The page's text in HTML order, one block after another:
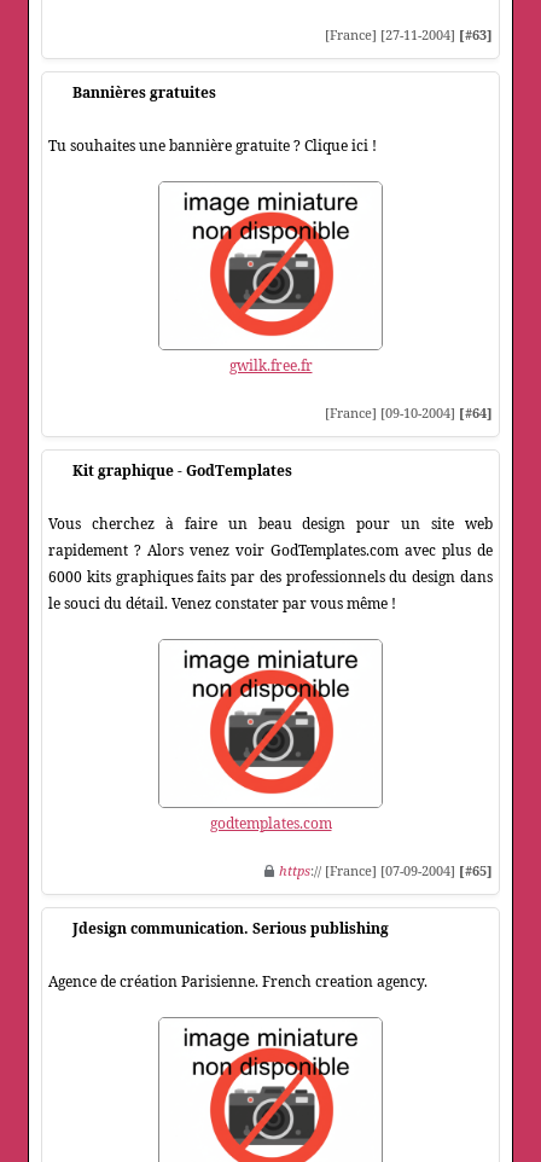
[France] [27-11-2004] [#63]
Bannières gratuites
Tu souhaites une bannière gratuite ? Clique ici !
gwilk.free.fr
[France] [09-10-2004] [#64]
Kit graphique - GodTemplates
Vous cherchez à faire un beau design pour un site web
rapidement ? Alors venez voir GodTemplates.com avec plus de
6000 kits graphiques faits par des professionnels du design dans
le souci du détail. Venez constater par vous même !
godtemplates.com
https:// [France] [07-09-2004] [#65]
Jdesign communication. Serious publishing
Agence de création Parisienne. French creation agency.